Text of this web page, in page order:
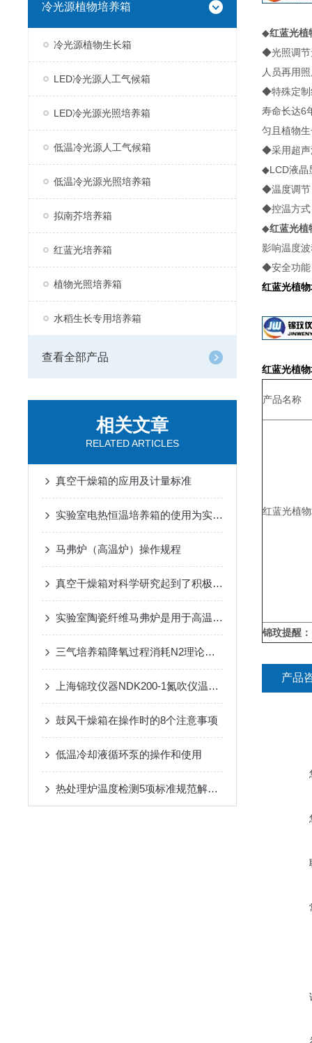
冷光源植物培养箱
冷光源植物生长箱
LED冷光源人工气候箱
LED冷光源光照培养箱
低温冷光源人工气候箱
低温冷光源光照培养箱
拟南芥培养箱
红蓝光培养箱
植物光照培养箱
水稻生长专用培养箱
查看全部产品
相关文章
RELATED ARTICLES
真空干燥箱的应用及计量标准
实验室电热恒温培养箱的使用为实验提供了一个稳定的环境
马弗炉（高温炉）操作规程
真空干燥箱对科学研究起到了积极的促进作用
实验室陶瓷纤维马弗炉是用于高温实验的加热设备
三气培养箱降氧过程消耗N2理论计算表
上海锦玟仪器NDK200-1氮吹仪温度校准操作
鼓风干燥箱在操作时的8个注意事项
低温冷却液循环泵的操作和使用
热处理炉温度检测5项标准规范解读一
◆红蓝光植
◆光照调节
人员再用
◆特殊定制
寿命长达6
匀且植物
◆采用超声
◆LCD液晶
◆温度调节
◆控温方式
◆红蓝光植
影响温度
◆安全功能
红蓝光植
红蓝光植
产品名称
红蓝光植
锦玟提醒
产品